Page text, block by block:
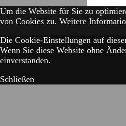
Um die Website für Sie zu
von Cookies zu. Weitere
Die Cookie-Einstellungen auf
Wenn Sie diese Website ohne
einverstanden.
Schließen